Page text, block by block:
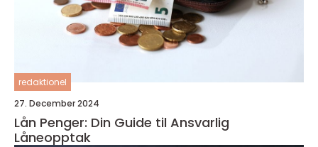
redaktionel
27. December 2024
Lån Penger: Din Guide til Ansvarlig
Låneopptak